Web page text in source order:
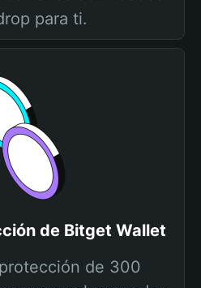
para ti.
de Bitget Wallet
de 300